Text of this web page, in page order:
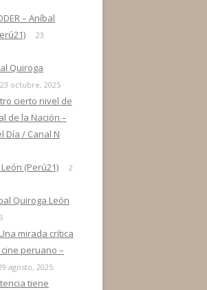
– Aníbal
23
Quiroga
23 octubre, 2025
cierto nivel de
de la Nación –
Día / Canal N
(Perú21)
2
Quiroga León
mirada crítica
peruano –
agosto, 2025
tiene